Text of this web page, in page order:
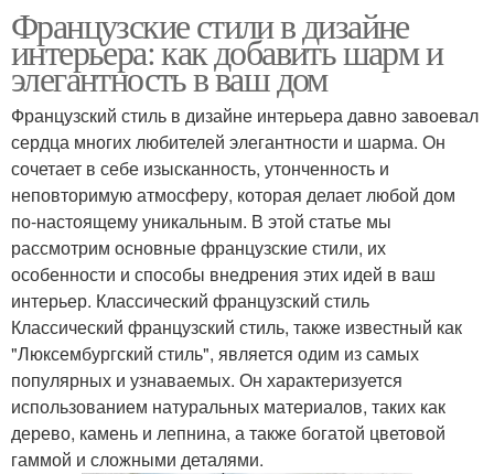
Французские стили в дизайне
интерьера: как добавить шарм и
элегантность в ваш дом
Французский стиль в дизайне интерьера давно завоевал
сердца многих любителей элегантности и шарма. Он
сочетает в себе изысканность, утонченность и
неповторимую атмосферу, которая делает любой дом
по-настоящему уникальным. В этой статье мы
рассмотрим основные французские стили, их
особенности и способы внедрения этих идей в ваш
интерьер. Классический французский стиль
Классический французский стиль, также известный как
"Люксембургский стиль", является одим из самых
популярных и узнаваемых. Он характеризуется
использованием натуральных материалов, таких как
дерево, камень и лепнина, а также богатой цветовой
гаммой и сложными деталями.